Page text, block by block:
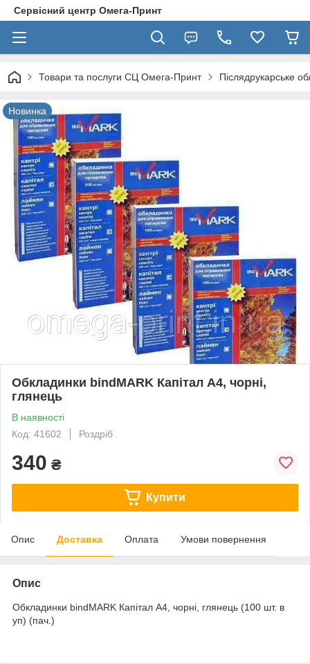
Сервісний центр Омега-Принт
Товари та послуги СЦ Омега-Принт Післядрукарське
Новинка
Обкладинки bindMARK Капітал А4, чорні,
глянець
В наявності
Код: 41602
Роздріб
340 ₴
Купити
Опис Доставка Оплата Умови повернення
Опис
Обкладинки bindMARK Капітал А4, чорні, глянець (100 шт. в
уп) (пач.)